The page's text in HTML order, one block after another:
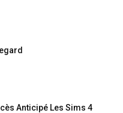
Anticipé Les Sims 4